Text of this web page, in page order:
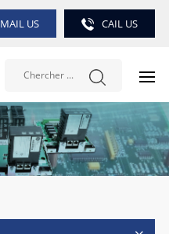
MAIL US CAIL US